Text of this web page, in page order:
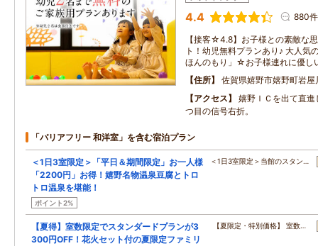
4.4 880件
【接客☆4.8】お子様との素敵な
ト！幼児無料プランあり♪ 大人気
ほんのもり」☆お子様連れに優
住所
佐賀県嬉野市嬉野町岩
アクセス
嬉野ＩＣを出て直
つ目の信号右折。
「バリアフリー 和洋室」を含む宿泊プラン
＜1日3室限定＞「平日＆期間限定」お一人様
「2200円」お得！嬉野名物温泉豆腐とトロ
トロ温泉を堪能！
ポイント2%
＜1日3室限定＞当館のスタン…
【夏得】室数限定でスタンダードプランが3
300円OFF！花火セット付の夏限定ファミリ
【夏限定・特別価格】 室数…